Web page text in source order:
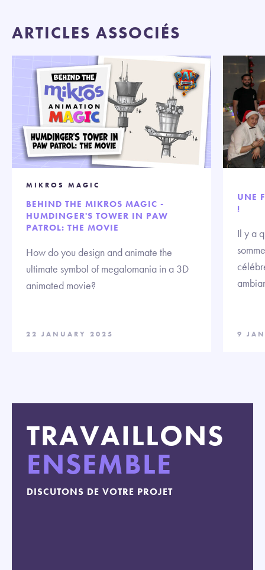
ARTICLES ASSOCIÉS
MIKROS MAGIC
BEHIND THE MIKROS MAGIC -
HUMDINGER'S TOWER IN PAW
PATROL: THE MOVIE
How do you design and animate the
ultimate symbol of megalomania in a 3D
animated movie?
22 JANUARY 2025
UNE
!
Il y a
9
TRAVAILLONS
ENSEMBLE
DISCUTONS DE VOTRE PROJET